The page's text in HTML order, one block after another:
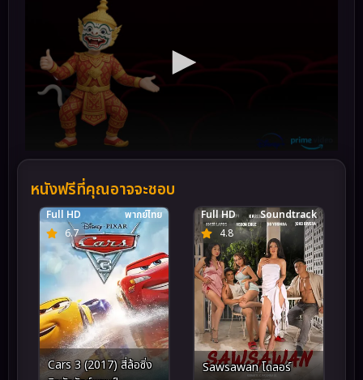
หนังฟรีที่คุณอาจจะชอบ
6.7
Full HD พากย์ไทย
Cars 3 (2017) สี่ล้อซิ่ง
4.8
Full HD Soundtrack
Sawsawan โดลอร์